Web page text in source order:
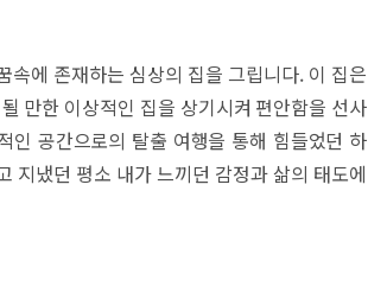
에 존재하는 심상의 집을 그립니다. 이 집은
만한 이상적인 집을 상기시켜 편안함을 선사
인 공간으로의 탈출 여행을 통해 힘들었던 하
지냈던 평소 내가 느끼던 감정과 삶의 태도에